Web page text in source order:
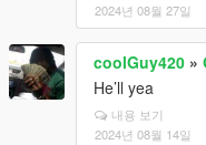
2024년 08월 27일
coolGuy420 »
He’ll yea
내용 보기
2024년 08월 14일